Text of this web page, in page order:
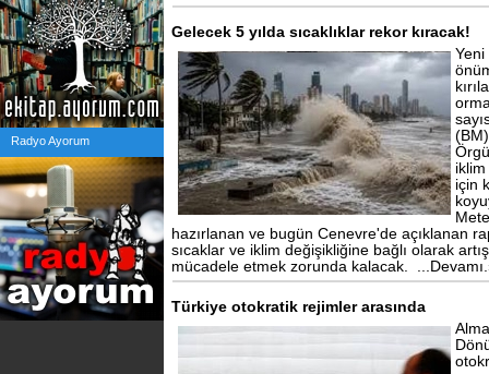
Radyo Ayorum
Gelecek 5 yılda sıcaklıklar rekor kıracak!
için
hazırlanan ve bugün Cenevre'de açıklanan
sıcaklar ve iklim değişikliğine bağlı olarak
mücadele etmek zorunda kalacak.
Türkiye otokratik rejimler arasında